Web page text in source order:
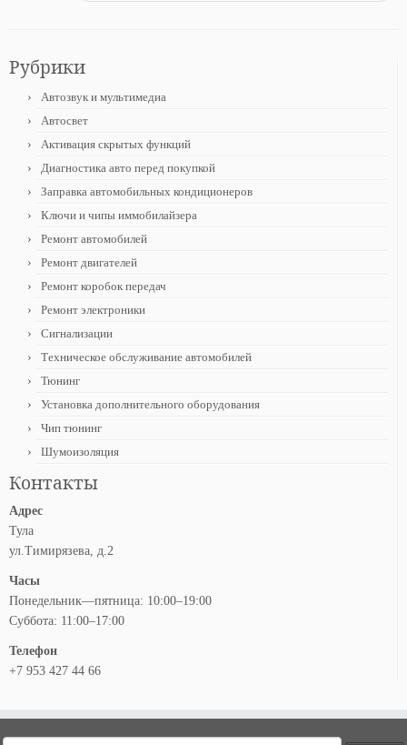
Рубрики
Автозвук и мультимедиа
Автосвет
Активация скрытых функций
Диагностика авто перед покупкой
Заправка автомобильных кондиционеров
Ключи и чипы иммобилайзера
Ремонт автомобилей
Ремонт двигателей
Ремонт коробок передач
Ремонт электроники
Сигнализации
Техническое обслуживание автомобилей
Тюнинг
Установка дополнительного оборудования
Чип тюнинг
Шумоизоляция
Контакты
Адрес
Тула
ул.Тимирязева, д.2
Часы
Понедельник—пятница: 10:00–19:00
Суббота: 11:00–17:00
Телефон
+7 953 427 44 66